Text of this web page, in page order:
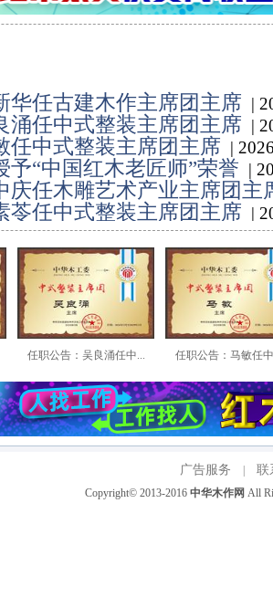
华任古建木作主席团主席 |
涌任中式整装主席团主席 |
任中式整装主席团主席 |
予“中国红木老匠师”荣誉 |
庆任木雕艺术产业主席团主
苓任中式整装主席团主席 |
任职公告：吴良涌任中... 任职公告：马敏任
广告服务 联
Copyright© 2013-2016 中华木作网 All